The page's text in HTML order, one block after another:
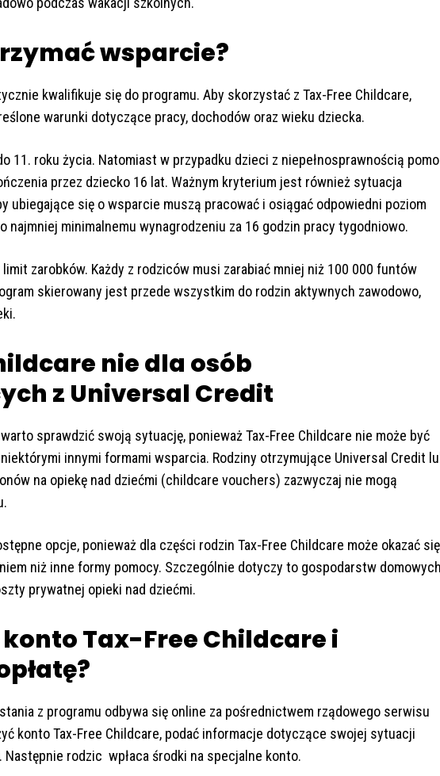
wsparcie?
kwalifikuje się do programu. Aby skorzystać z Tax-Free Childcare,
warunki dotyczące pracy, dochodów oraz wieku dziecka.
11. roku życia. Natomiast w przypadku dzieci z niepełnosprawnością
przez dziecko 16 lat. Ważnym kryterium jest również sytuacja
ubiegające się o wsparcie muszą pracować i osiągać odpowiedni poziom
najmniej minimalnemu wynagrodzeniu za 16 godzin pracy tygodniowo.
zarobków. Każdy z rodziców musi zarabiać mniej niż 100 000 funtów
skierowany jest przede wszystkim do rodzin aktywnych zawodowo,
nie dla osób
z Universal Credit
sprawdzić swoją sytuację, ponieważ Tax-Free Childcare nie może być
innymi formami wsparcia. Rodziny otrzymujące Universal Credit
na opiekę nad dziećmi (childcare vouchers) zazwyczaj nie mogą
opcje, ponieważ dla części rodzin Tax-Free Childcare może okazać się
niż inne formy pomocy. Szczególnie dotyczy to gospodarstw
prywatnej opieki nad dziećmi.
konto Tax-Free Childcare i
z programu odbywa się online za pośrednictwem rządowego serwisu
konto Tax-Free Childcare, podać informacje dotyczące swojej sytuacji
Następnie rodzic wpłaca środki na specjalne konto.